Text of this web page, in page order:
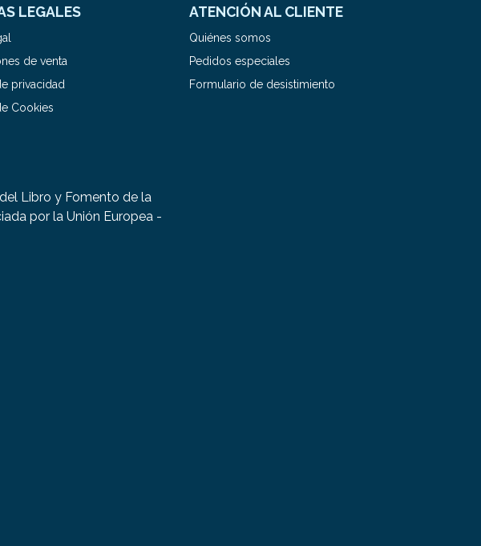
LEGALES
de venta
privacidad
Cookies
ATENCIÓN AL CLIENTE
Quiénes somos
Pedidos especiales
Formulario de desistimiento
Libro y Fomento de la
por la Unión Europea -